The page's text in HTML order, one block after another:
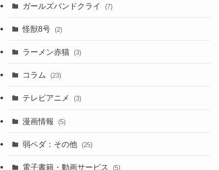
ガールズバンドクライ (7)
怪獣8号 (2)
ラーメン赤猫 (3)
コラム (23)
テレビアニメ (3)
漫画情報 (5)
弱ペダ：その他 (25)
電子書籍・動画サービス (5)